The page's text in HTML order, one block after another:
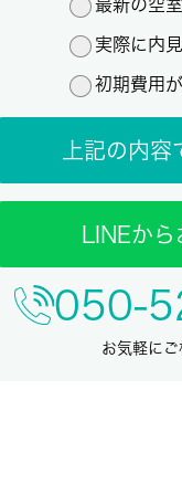
最新の空
実際に内
初期費用
上記の内
LINEか
050-
お気軽に